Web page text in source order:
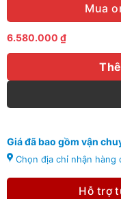
Mua
6.580.000 ₫
Giá đã bao gồm vận
Chọn địa chỉ nhận hàng
Hỗ trợ